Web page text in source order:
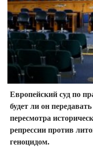
Европейский суд по
будет ли он
пересмотра
репрессии против
геноцидом.